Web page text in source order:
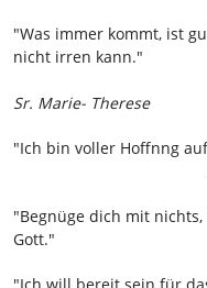
"Was immer kommt, ist
nicht irren kann."
Sr. Marie- Therese
"Ich bin voller
"Begnüge dich mit